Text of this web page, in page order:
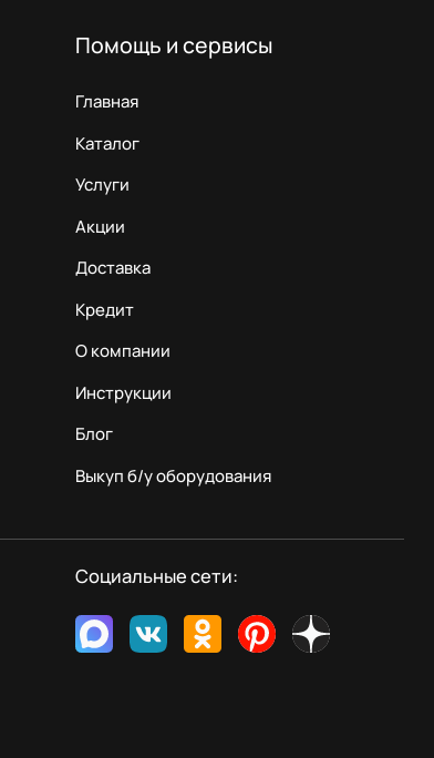
Помощь и сервисы
Главная
Каталог
Услуги
Акции
Доставка
Кредит
О компании
Инструкции
Блог
Выкуп б/у оборудования
Социальные сети: